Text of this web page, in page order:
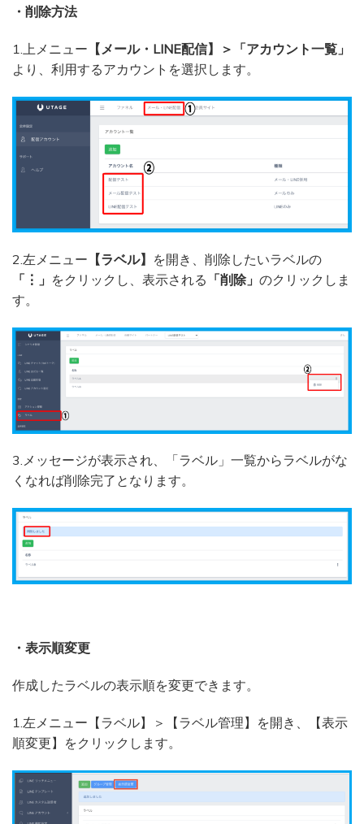
・削除方法
1.上メニュー 【メール・LINE配信】＞「アカウント一覧」
より、利用するアカウントを選択します。
2.左メニュー 【ラベル】 を開き、削除したいラベルの
「⋮」 をクリックし、表示される 「削除」 のクリックしま
す。
3.メッセージが表示され、「ラベル」一覧からラベルがな
くなれば削除完了となります。
・表示順変更
作成したラベルの表示順を変更できます。
1.左メニュー【ラベル】＞【ラベル管理】を開き、【表示
順変更】をクリックします。